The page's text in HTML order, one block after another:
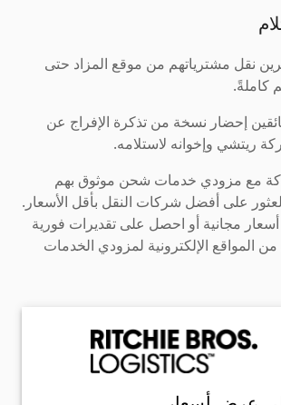
نقل مشترياتهم من موقع المزاد حتى
كاملةً.
إحضار نسخة من تذكرة الإفراج عن
ريتشي وإخوانه لاستلامه.
مع مزودي خدمات شحن موثوق بهم
على أفضل شركات النقل بأقل الأسعار.
مجانية أو احصل على تقديرات فورية
المواقع الإلكترونية لمزودي الخدمات